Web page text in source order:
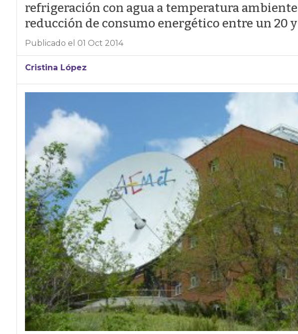
refrigeración con agua a temperatura
reducción de consumo energético entre un 20
Publicado el 01 Oct 2014
Cristina López